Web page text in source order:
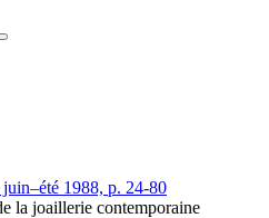
1988, p. 24-80
la joaillerie contemporaine